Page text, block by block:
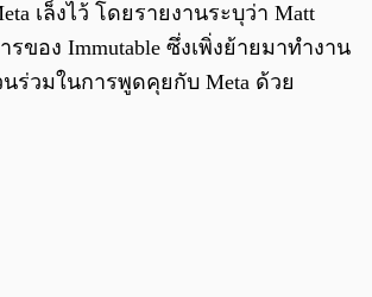
เล็งไว้ โดยรายงานระบุว่า Matt
ของ Immutable ซึ่งเพิ่งย้ายมาทำงาน
ร่วมในการพูดคุยกับ Meta ด้วย